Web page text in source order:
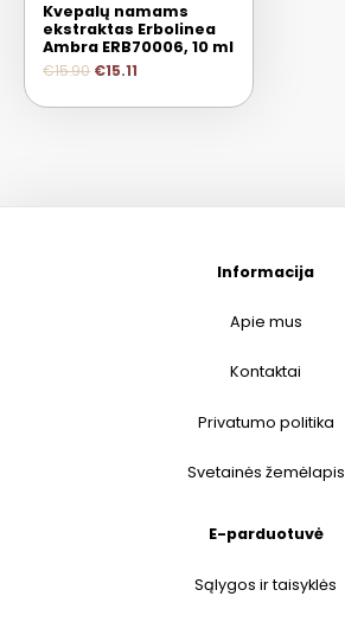
Kvepalų namams
ekstraktas Erbolinea
Ambra ERB70006, 10 ml
€15.90 €15.11
Informacija
Apie mus
Kontaktai
Privatumo politika
Svetainės žemėlapis
E-parduotuvė
Sąlygos ir taisyklės